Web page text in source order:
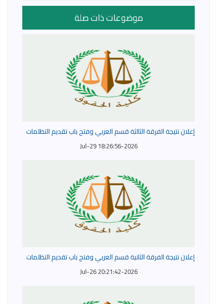
موضوعات ذات صلة
إعلان نتيجة الفرقة الثالثة قسم العربي وفتح باب تقديم التظلمات
2026-Jul-29 18:26:56
إعلان نتيجة الفرقة الثانية قسم العربي وفتح باب تقديم التظلمات
2026-Jul-26 20:21:42